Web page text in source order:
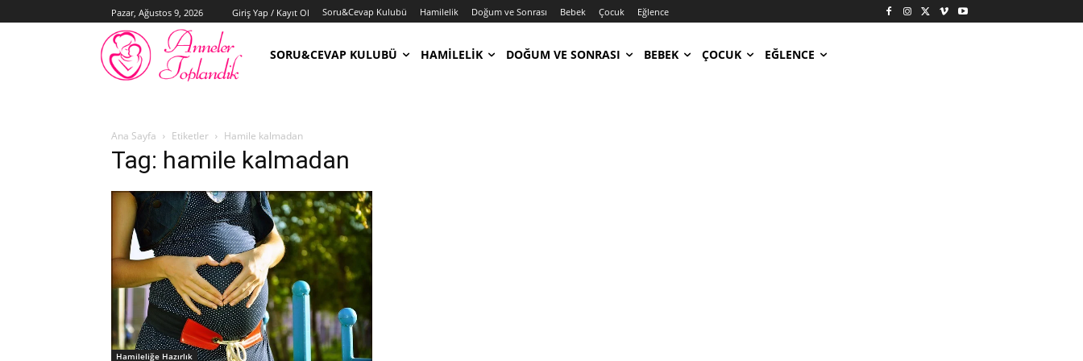
Pazar, Ağustos 9, 2026 Giriş Yap / Kayıt Ol Soru&Cevap Kulubü Hamilelik Doğum ve Sonrası Bebek Çocuk Eğlence
SORU&CEVAP KULUBÜ HAMILELIK DOĞUM VE SONRASI BEBEK ÇOCUK EĞLENCE
Ana Sayfa Etiketler Hamile kalmadan
Tag: hamile kalmadan
Hamileliğe Hazırlık